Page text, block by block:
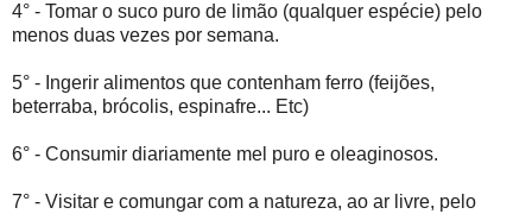
4° - Tomar o suco puro de limão (qualquer espécie) pelo
menos duas vezes por semana.
5° - Ingerir alimentos que contenham ferro (feijões,
beterraba, brócolis, espinafre... Etc)
6° - Consumir diariamente mel puro e oleaginosos.
7° - Visitar e comungar com a natureza, ao ar livre, pelo